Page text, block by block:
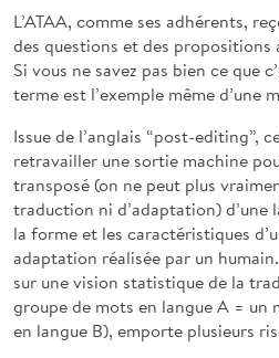
L’ATAA, comme ses adhérents,
des questions et des
Si vous ne savez pas bien ce que
terme est l’exemple même d’une
Issue de l’anglais “post-editing”,
retravailler une sortie machine
transposé (on ne peut plus
traduction ni d’adaptation) d’une
la forme et les caractéristiques
adaptation réalisée par un
sur une vision statistique de la
groupe de mots en langue A = un
en langue B), emporte plusieurs